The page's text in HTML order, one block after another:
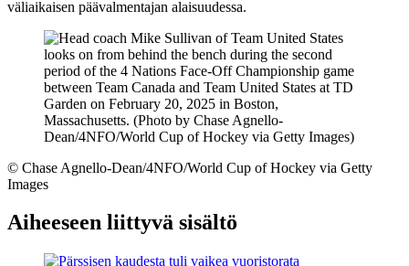
väliaikaisen päävalmentajan alaisuudessa.
© Chase Agnello-Dean/4NFO/World Cup of Hockey via Getty
Images
Aiheeseen liittyvä sisältö